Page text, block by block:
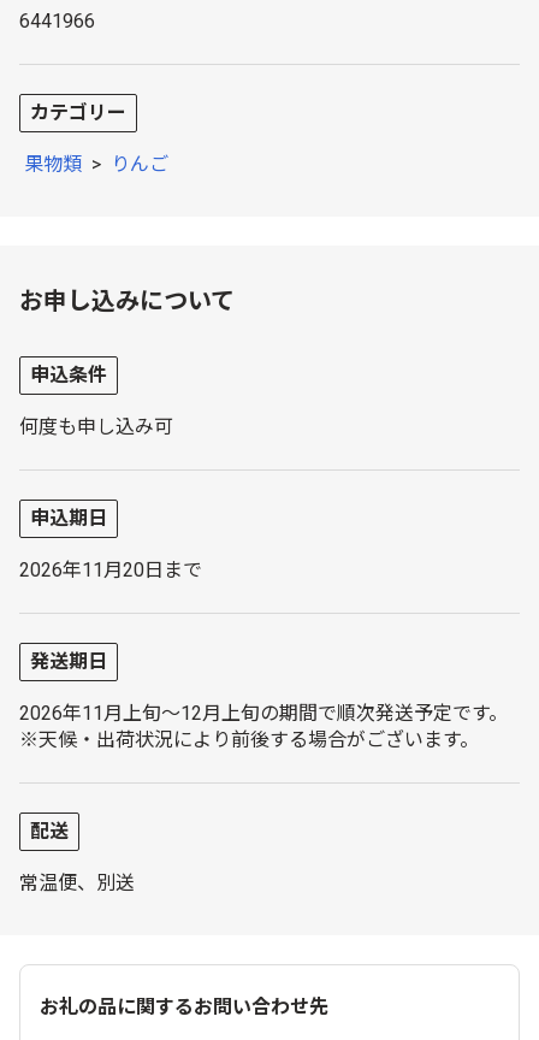
6441966
カテゴリー
果物類 > りんご
お申し込みについて
申込条件
何度も申し込み可
申込期日
2026年11月20日まで
発送期日
2026年11月上旬～12月上旬の期間で順次発送予定です。
※天候・出荷状況により前後する場合がございます。
配送
常温便、別送
お礼の品に関するお問い合わせ先